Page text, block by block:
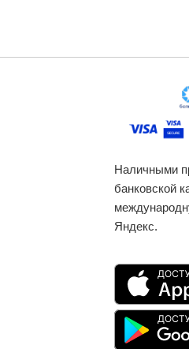
Наличными
банковской
Яндекс.